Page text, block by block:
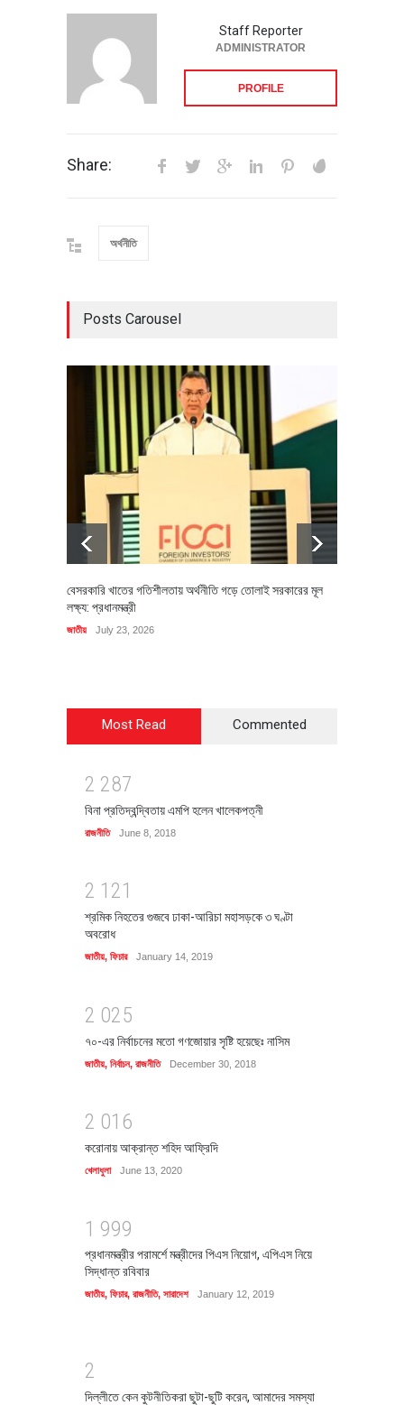
Staff Reporter
ADMINISTRATOR
PROFILE
Share:
অর্থনীতি
Posts Carousel
বেসরকারি খাতের গতিশীলতায় অর্থনীতি গড়ে তোলাই সরকারের মূল
লক্ষ্য: প্রধানমন্ত্রী
জাতীয় July 23, 2026
Most Read Commented
2 287
বিনা প্রতিদ্বন্দ্বিতায় এমপি হলেন খালেকপত্নী
রাজনীতি June 8, 2018
2 1 21
শ্রমিক নিহতের গুজবে ঢাকা-আরিচা মহাসড়কে ৩ ঘণ্টা
অবরোধ
জাতীয়, ফিচার January 14, 2019
2 025
৭০-এর নির্বাচনের মতো গণজোয়ার সৃষ্টি হয়েছেঃ নাসিম
জাতীয়, নির্বাচন, রাজনীতি December 30, 2018
2 01 6
করোনায় আক্রান্ত শহিদ আফ্রিদি
খেলাধুলা June 13, 2020
1 999
প্রধানমন্ত্রীর পরামর্শে মন্ত্রীদের পিএস নিয়োগ, এপিএস নিয়ে
সিদ্ধান্ত রবিবার
জাতীয়, ফিচার, রাজনীতি, সারাদেশ January 12, 2019
2
দিল্লীতে কেন কুটনীতিকরা ছুটা-ছুটি করেন, আমাদের সমস্যা